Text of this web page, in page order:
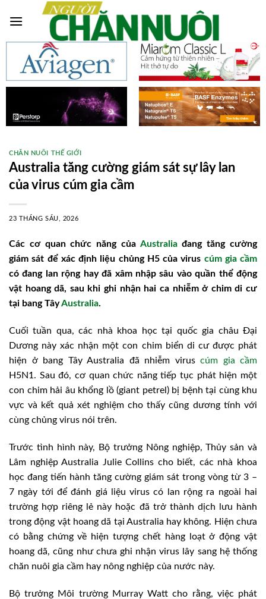
CHĂN NUÔI THẾ GIỚI
Australia tăng cường giám sát sự lây lan
của virus cúm gia cầm
23 THÁNG SÁU, 2026
Các cơ quan chức năng của Australiađang tăng cường
giám sát để xác định liệu chủng H5 của virus cúm gia cầm
có đang lan rộng hay đã xâm nhập sâu vào quần thể động
vật hoang dã, sau khi ghi nhận hai ca nhiễm ở chim di cư
tại bang TâyAustralia.
Cuối tuần qua, các nhà khoa học tại quốc gia châu Đại
Dương này xác nhận một con chim biển di cư được phát
hiện ở bang Tây Australia đã nhiễm virus cúm gia cầm
H5N1. Sau đó, cơ quan chức năng tiếp tục phát hiện một
con chim hải âu khổng lồ (giant petrel) bị bệnh tại cùng khu
vực và kết quả xét nghiệm cho thấy cũng dương tính với
cùng chủng virus nói trên.
Trước tình hình này, Bộ trưởng Nông nghiệp, Thủy sản và
Lâm nghiệp Australia Julie Collins cho biết, các nhà khoa
học đang tiến hành tăng cường giám sát trong vòng từ 3 –
7 ngày tới để đánh giá liệu virus có lan rộng ra ngoài hai
trường hợp riêng lẻ này hoặc đã trở thành dịch lưu hành
trong động vật hoang dã tại Australia hay không. Hiện chưa
có bằng chứng về hiện tượng chết hàng loạt ở động vật
hoang dã, cũng như chưa ghi nhận virus lây sang hệ thống
chăn nuôi gia cầm hay nông nghiệp của nước này.
Bộ trưởng Môi trường Murray Watt cho rằng, việc phát